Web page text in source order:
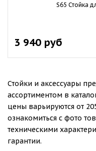
S65 Стойка
3 940 руб
Стойки и аксессуары
ассортиментом в
цены варьируются от
ознакомиться с фото
техническими
гарантии.